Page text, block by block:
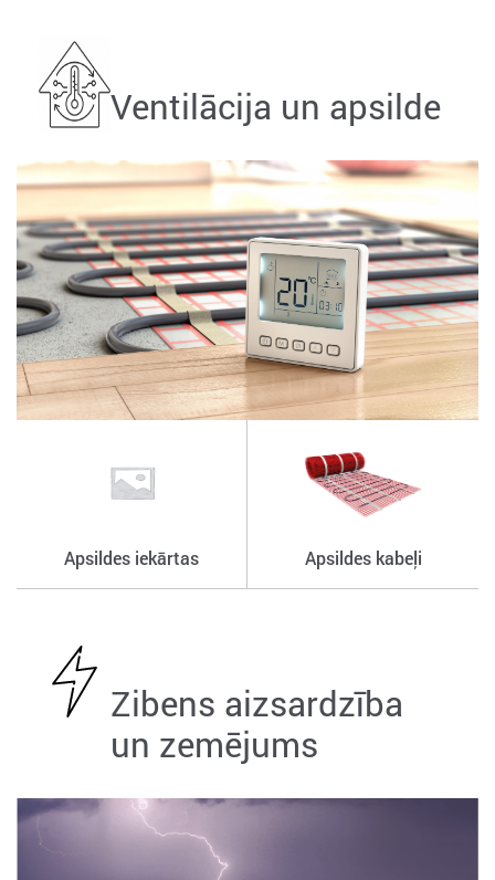
Ventilācija un apsilde
Apsildes iekārtas Apsildes kabeļi
Zibens aizsardzība
un zemējums